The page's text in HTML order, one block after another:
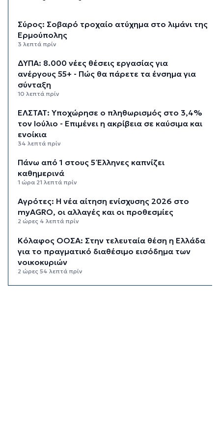
Σύρος: Σοβαρό τροχαίο ατύχημα στο λιμάνι της
Ερμούπολης
3 λεπτά πρίν
ΔΥΠΑ: 8.000 νέες θέσεις εργασίας για
ανέργους 55+ - Πώς θα πάρετε τα ένσημα για
σύνταξη
10 λεπτά πρίν
ΕΛΣΤΑΤ: Υποχώρησε ο πληθωρισμός στο 3,4%
τον Ιούλιο - Επιμένει η ακρίβεια σε καύσιμα και
ενοίκια
34 λεπτά πρίν
Πάνω από 1 στους 5 Έλληνες καπνίζει
καθημερινά
1 ώρα 21 λεπτά πρίν
Αγρότες: Η νέα αίτηση ενίσχυσης 2026 στο
myAGRO, οι αλλαγές και οι προθεσμίες
2 ώρες 4 λεπτά πρίν
Κόλαφος ΟΟΣΑ: Στην τελευταία θέση η Ελλάδα
για το πραγματικό διαθέσιμο εισόδημα των
νοικοκυριών
2 ώρες 54 λεπτά πρίν